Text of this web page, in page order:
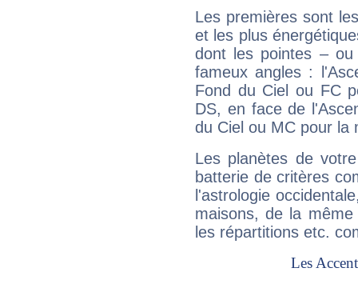
Les premières sont
et les plus
dont les pointes –
fameux angles :
Fond du Ciel ou FC
DS, en face de
du Ciel ou MC pour la
Les planètes de
batterie de critères
l'astrologie
maisons, de la
les répartitions etc.